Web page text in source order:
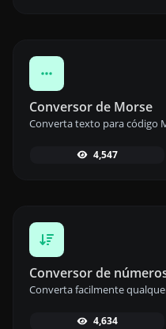
Conversor de Morse
4,547
Conversor de
4,634